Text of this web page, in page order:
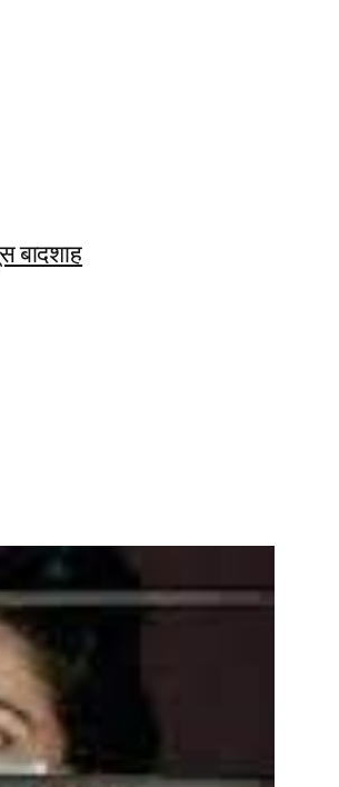
बादशाह